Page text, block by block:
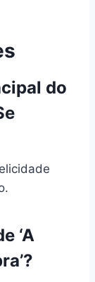
do
‘A